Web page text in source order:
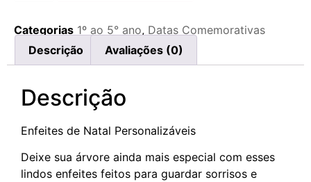
Categorias 1º ao 5° ano, Datas Comemorativas
Descrição
Avaliações (0)
Descrição
Enfeites de Natal Personalizáveis
Deixe sua árvore ainda mais especial com esses
lindos enfeites feitos para guardar sorrisos e